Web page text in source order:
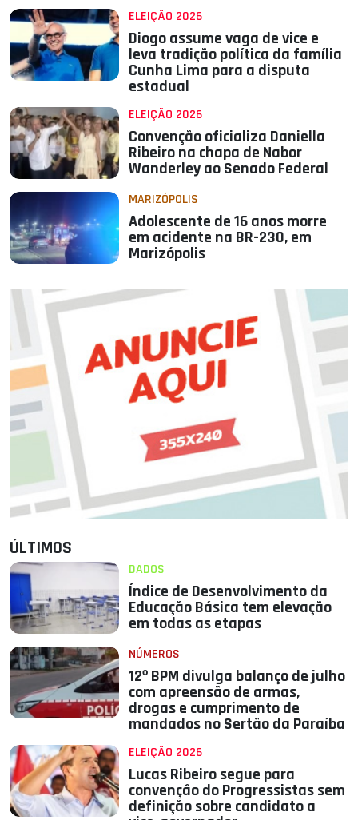
ELEIÇÃO 2026
Diogo assume vaga de vice e
leva tradição política da família
Cunha Lima para a disputa
estadual
ELEIÇÃO 2026
Convenção oficializa Daniella
Ribeiro na chapa de Nabor
Wanderley ao Senado Federal
MARIZÓPOLIS
Adolescente de 16 anos morre
em acidente na BR-230, em
Marizópolis
ÚLTIMOS
DADOS
Índice de Desenvolvimento da
Educação Básica tem elevação
em todas as etapas
NÚMEROS
12º BPM divulga balanço de julho
com apreensão de armas,
drogas e cumprimento de
mandados no Sertão da Paraíba
ELEIÇÃO 2026
Lucas Ribeiro segue para
convenção do Progressistas sem
definição sobre candidato a